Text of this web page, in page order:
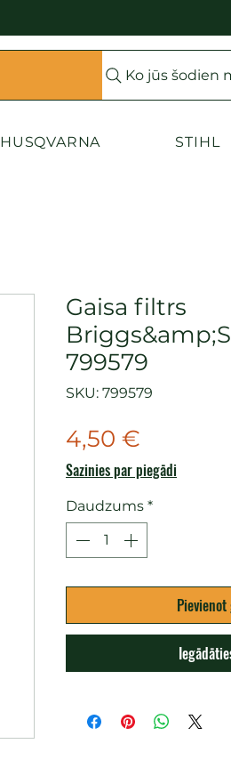
Ko jūs šodien
HUSQVARNA STIHL
Gaisa filtrs
799579
SKU: 799579
4,50 €
Sazinies par piegādi
Daudzums *